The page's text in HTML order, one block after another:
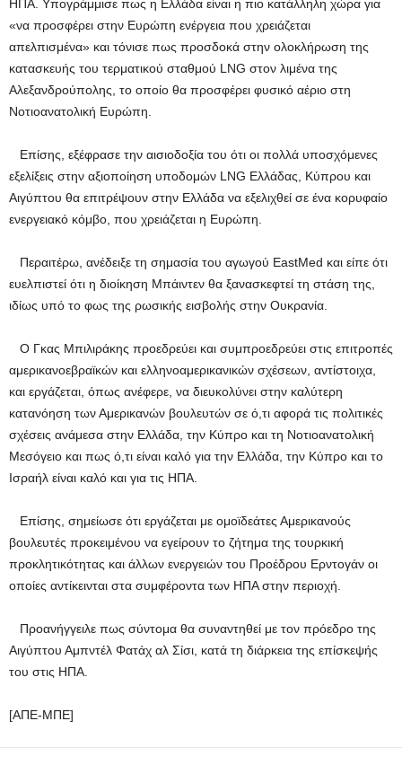
ΗΠΑ. Υπογράμμισε πως η Ελλάδα είναι η πιο κατάλληλη χώρα για
«να προσφέρει στην Ευρώπη ενέργεια που χρειάζεται
απελπισμένα» και τόνισε πως προσδοκά στην ολοκλήρωση της
κατασκευής του τερματικού σταθμού LNG στον λιμένα της
Αλεξανδρούπολης, το οποίο θα προσφέρει φυσικό αέριο στη
Νοτιοανατολική Ευρώπη.
Επίσης, εξέφρασε την αισιοδοξία του ότι οι πολλά υποσχόμενες
εξελίξεις στην αξιοποίηση υποδομών LNG Ελλάδας, Κύπρου και
Αιγύπτου θα επιτρέψουν στην Ελλάδα να εξελιχθεί σε ένα κορυφαίο
ενεργειακό κόμβο, που χρειάζεται η Ευρώπη.
Περαιτέρω, ανέδειξε τη σημασία του αγωγού EastMed και είπε ότι
ευελπιστεί ότι η διοίκηση Μπάιντεν θα ξανασκεφτεί τη στάση της,
ιδίως υπό το φως της ρωσικής εισβολής στην Ουκρανία.
Ο Γκας Μπιλιράκης προεδρεύει και συμπροεδρεύει στις επιτροπές
αμερικανοεβραϊκών και ελληνοαμερικανικών σχέσεων, αντίστοιχα,
και εργάζεται, όπως ανέφερε, να διευκολύνει στην καλύτερη
κατανόηση των Αμερικανών βουλευτών σε ό,τι αφορά τις πολιτικές
σχέσεις ανάμεσα στην Ελλάδα, την Κύπρο και τη Νοτιοανατολική
Μεσόγειο και πως ό,τι είναι καλό για την Ελλάδα, την Κύπρο και το
Ισραήλ είναι καλό και για τις ΗΠΑ.
Επίσης, σημείωσε ότι εργάζεται με ομοϊδεάτες Αμερικανούς
βουλευτές προκειμένου να εγείρουν το ζήτημα της τουρκική
προκλητικότητας και άλλων ενεργειών του Προέδρου Ερντογάν οι
οποίες αντίκεινται στα συμφέροντα των ΗΠΑ στην περιοχή.
Προανήγγειλε πως σύντομα θα συναντηθεί με τον πρόεδρο της
Αιγύπτου Αμπντέλ Φατάχ αλ Σίσι, κατά τη διάρκεια της επίσκεψής
του στις ΗΠΑ.
[ΑΠΕ-ΜΠΕ]